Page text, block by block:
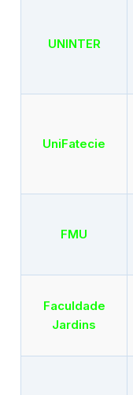
UNINTER
UniFatecie
FMU
Faculdade
Jardins